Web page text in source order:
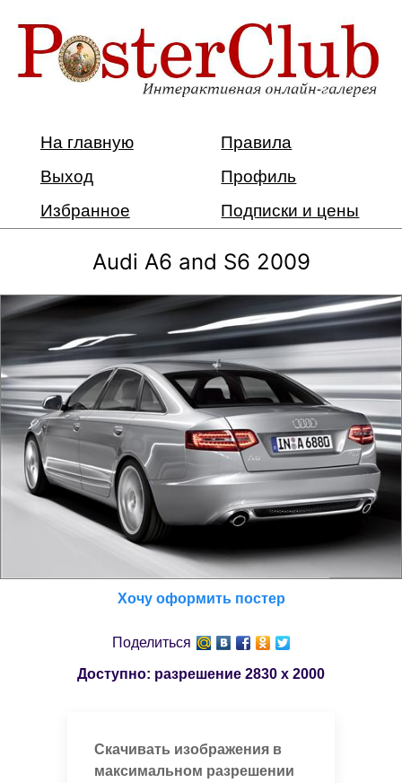
На главную
Правила
Выход
Профиль
Избранное
Подписки и цены
Audi A6 and S6 2009
Хочу оформить постер
Поделиться
Доступно: разрешение 2830 x 2000
Скачивать изображения в
максимальном разрешении